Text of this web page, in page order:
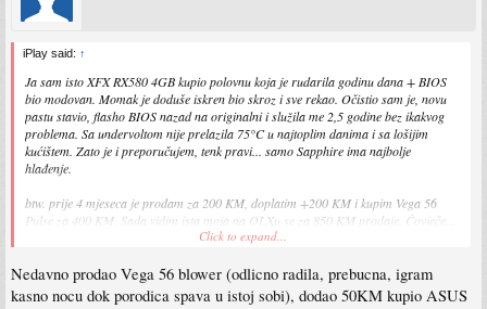
iPlay said: ↑
Ja sam isto XFX RX580 4GB kupio polovnu koja je rudarila godinu dana + BIOS
bio modovan. Momak je doduše iskren bio skroz i sve rekao. Očistio sam je, novu
pastu stavio, flasho BIOS nazad na originalni i služila me 2,5 godine bez ikakvog
problema. Sa undervoltom nije prelazila 75°C u najtoplim danima i sa lošijim
kućištem. Zato je i preporučujem, tenk pravi... samo Sapphire ima najbolje
hlađenje.
btw. prije 4 mjeseca je prodam za 200 KM, doplatim +200 KM i kupim Vega 56
Pulse za 400 KM. Sada vidim ista moja na OLXu se za 850 KM prodaje. Čovječe...
Click to expand...
Nedavno prodao Vega 56 blower (odlicno radila, prebucna, igram
kasno nocu dok porodica spava u istoj sobi), dodao 50KM kupio ASUS